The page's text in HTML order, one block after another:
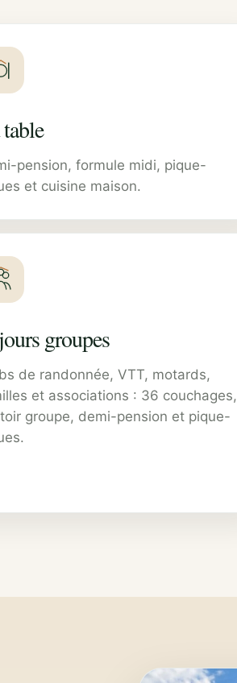
pension, formule midi, pique-
et cuisine maison.
groupes
de randonnée, VTT, motards,
et associations : 36 couchages,
groupe, demi-pension et pique-